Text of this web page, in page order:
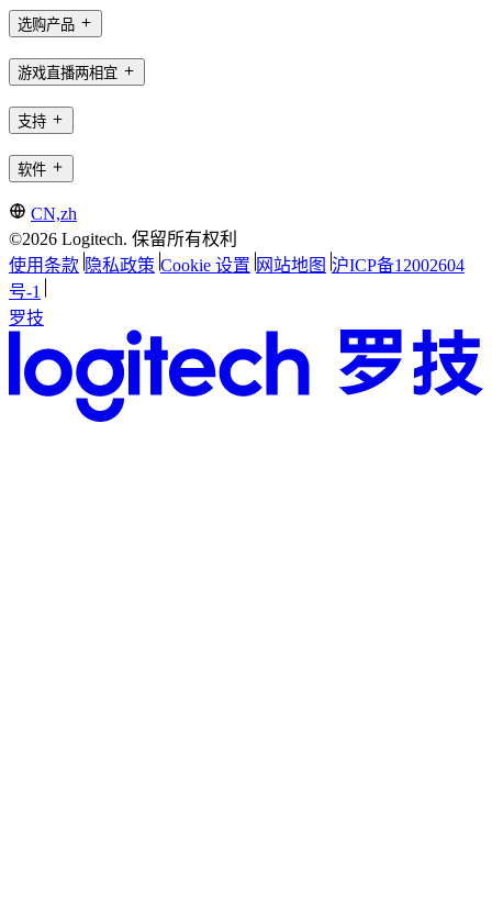
选购产品
游戏直播两相宜
支持
软件
CN,zh
©2026 Logitech. 保留所有权利
使用条款 隐私政策 Cookie 设置 网站地图 沪ICP备12002604
号-1
罗技